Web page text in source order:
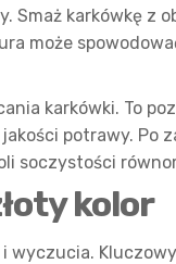
Smaż karkówkę z
może
karkówki. To
potrawy. Po
soczystości
kolor
wyczucia.